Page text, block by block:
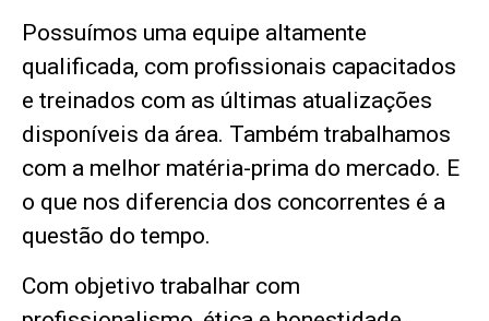
Possuímos uma equipe altamente
qualificada, com profissionais capacitados
e treinados com as últimas atualizações
disponíveis da área. Também trabalhamos
com a melhor matéria-prima do mercado. E
o que nos diferencia dos concorrentes é a
questão do tempo.
Com objetivo trabalhar com